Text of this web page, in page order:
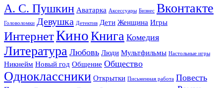
А. С. Пушкин Аватарка Аксессуары Бизнес Вконтакте
Головоломки Девушка Детектив Дети Женщина Игры
ИнтернетКиноКнига Комедия
Литература Любовь Люди Мультфильмы Настольные игры
Никнейм Новый год Общение Общество
Одноклассники Открытки Письменная работа Повесть